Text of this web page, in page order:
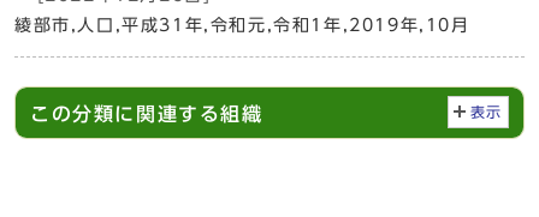
綾部市,人口,平成31年,令和元,令和1年,2019年,10月
この分類に関連する組織 表示